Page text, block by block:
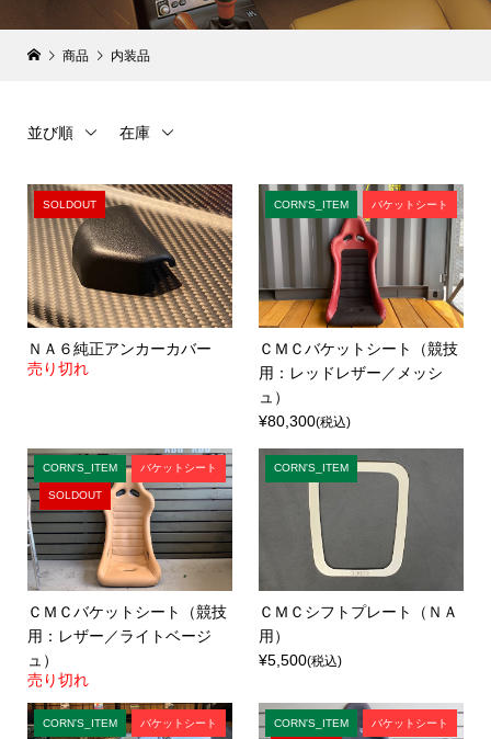
商品 内装品
並び順 在庫
SOLDOUT
ＮＡ６純正アンカーカバー
売り切れ
CORN'S_ITEM バケットシート
ＣＭＣバケットシート（競技
用：レッドレザー／メッシ
ュ）
¥80,300(税込)
CORN'S_ITEM バケットシート
SOLDOUT
ＣＭＣバケットシート（競技
用：レザー／ライトベージ
ュ）
売り切れ
CORN'S_ITEM
ＣＭＣシフトプレート（ＮＡ
用）
¥5,500(税込)
CORN'S_ITEM バケットシート CORN'S_ITEM バケットシート